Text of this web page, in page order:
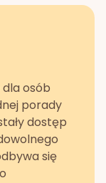
osób
porady
dostęp
się